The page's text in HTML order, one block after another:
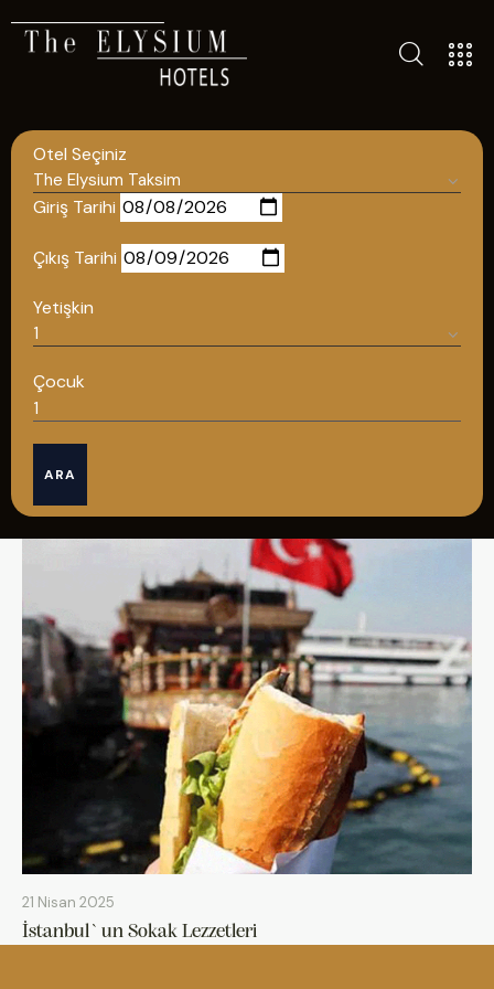
Otel Seçiniz
Giriş Tarihi
Çıkış Tarihi
Yetişkin
Çocuk
ARA
21 Nisan 2025
İstanbul`un Sokak Lezzetleri
TÜM OTELLERIMIZ
POLITIKALAR
GIZLILIK POLITIKASI
Türkçe
08502421818
REZERVASYON